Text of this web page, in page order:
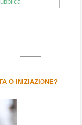
O INIZIAZIONE?